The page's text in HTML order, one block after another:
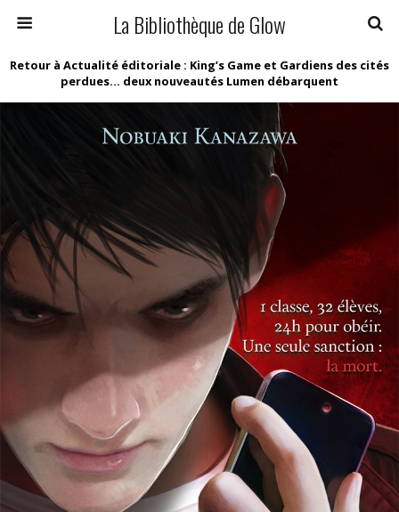
La Bibliothèque de Glow
Retour à Actualité éditoriale : King’s Game et Gardiens des cités
perdues… deux nouveautés Lumen débarquent